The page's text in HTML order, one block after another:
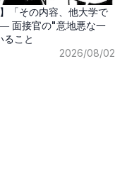
「その内容、他大学で
面接官の"意地悪な一
ること
2026/08/02